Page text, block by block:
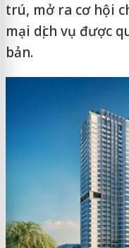
trú, mở ra cơ hội
mại dịch vụ được
bản.